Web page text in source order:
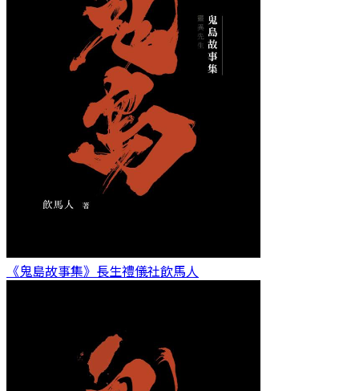
《鬼島故事集》長生禮儀社飲馬人